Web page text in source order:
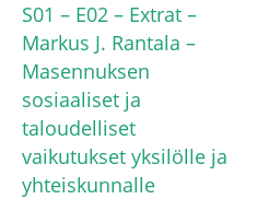
S01 – E02 – Extrat –
Markus J. Rantala –
Masennuksen
sosiaaliset ja
taloudelliset
vaikutukset yksilölle ja
yhteiskunnalle